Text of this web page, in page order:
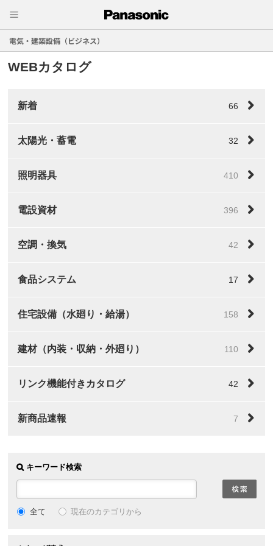
電気・建築設備（ビジネス）
WEBカタログ
新着 66
太陽光・蓄電 32
照明器具 410
電設資材 396
空調・換気 42
食品システム 17
住宅設備（水廻り・給湯） 158
建材（内装・収納・外廻り） 110
リンク機能付きカタログ 42
新商品速報 7
キーワード検索
全て 現在のカテゴリから